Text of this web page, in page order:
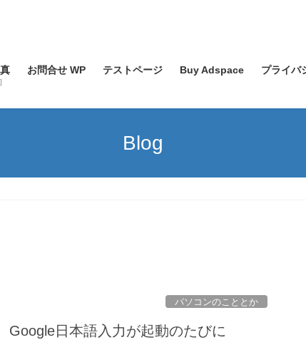
お問合せ WP テストページ Buy Adspace プライバ
Blog
パソコンのこととか
Google日本語入力が起動のたびに